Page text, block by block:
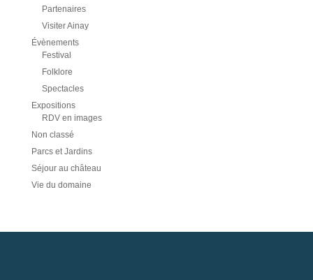
Partenaires
Visiter Ainay
Évènements
Festival
Folklore
Spectacles
Expositions
RDV en images
Non classé
Parcs et Jardins
Séjour au château
Vie du domaine